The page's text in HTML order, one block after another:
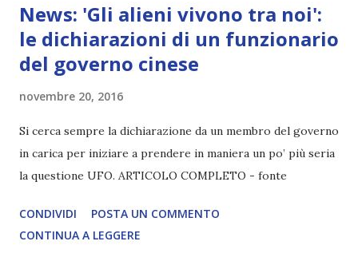
News: 'Gli alieni vivono tra noi':
le dichiarazioni di un funzionario
del governo cinese
novembre 20, 2016
Si cerca sempre la dichiarazione da un membro del governo
in carica per iniziare a prendere in maniera un po’ più seria
la questione UFO. ARTICOLO COMPLETO - fonte
CONDIVIDI
POSTA UN COMMENTO
CONTINUA A LEGGERE